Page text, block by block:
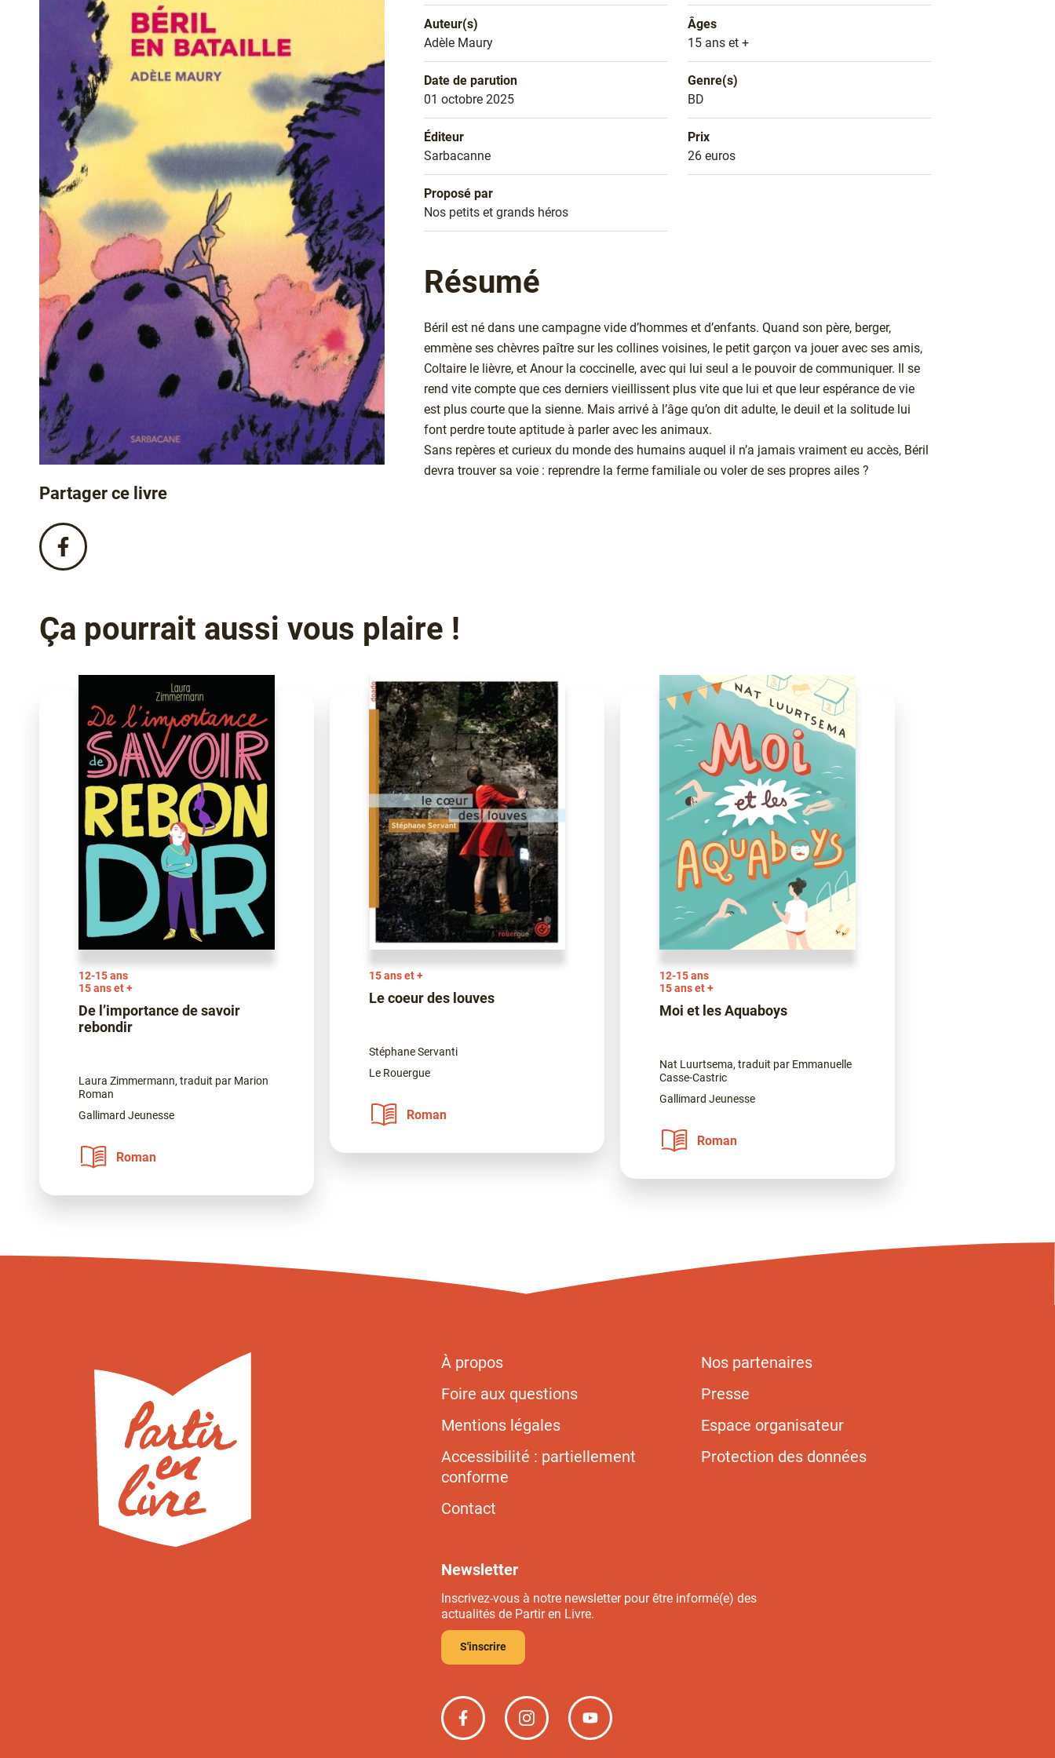
Partager ce livre
Partagez
ce
!
Auteur(s)
Nom de l'auteur
Adèle Maury
Âges
Âges
15 ans et +
Date de parution
Date de parution
01 octobre 2025
Genre(s)
Genre littéraire
BD
Éditeur
Éditeur
Sarbacanne
Prix
Prix
26 euros
Proposé par
Sélection
Nos petits et grands héros
Résumé
Béril est né dans une campagne vide d’hommes et d’enfants. Quand son père, berger,
emmène ses chèvres paître sur les collines voisines, le petit garçon va jouer avec ses amis,
Coltaire le lièvre, et Anour la coccinelle, avec qui lui seul a le pouvoir de communiquer. Il se
rend vite compte que ces derniers vieillissent plus vite que lui et que leur espérance de vie
est plus courte que la sienne. Mais arrivé à l’âge qu’on dit adulte, le deuil et la solitude lui
font perdre toute aptitude à parler avec les animaux.
Sans repères et curieux du monde des humains auquel il n’a jamais vraiment eu accès, Béril
devra trouver sa voie : reprendre la ferme familiale ou voler de ses propres ailes ?
Ça pourrait aussi vous plaire !
12-15 ans
15 ans et +
De l’importance de savoir
rebondir
Laura Zimmermann, traduit par Marion
Roman
Gallimard Jeunesse
Roman
15 ans et +
Le coeur des louves
Stéphane Servanti
Le Rouergue
Roman
12-15 ans
15 ans et +
Moi et les Aquaboys
Nat Luurtsema, traduit par Emmanuelle
Casse-Castric
Gallimard Jeunesse
Roman
À propos
Nos partenaires
Foire aux questions
Presse
Mentions légales
Espace organisateur
Accessibilité : partiellement
conforme
Protection des données
Contact
Newsletter
Inscrivez-vous à notre newsletter pour être informé(e) des
actualités de Partir en Livre.
S'inscrire
Partir
en
Partir
en
Partir
en